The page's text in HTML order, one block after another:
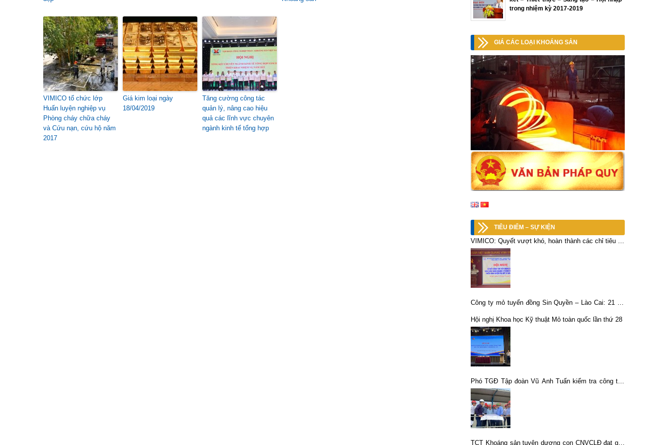
VIMICO tổ chức lớp
Huấn luyện nghiệp vụ
Phòng cháy chữa cháy
và Cứu nạn, cứu hộ năm
2017
Giá kim loại ngày
18/04/2019
Tăng cường công tác
quản lý, nâng cao hiệu
quả các lĩnh vực chuyên
ngành kinh tế tổng hợp
trong nhiệm kỳ 2017-2019
GIÁ CÁC LOẠI KHOÁNG SẢN
TIÊU ĐIỂM – SỰ KIỆN
VIMICO: Quyết vượt khó, hoàn thành các chỉ tiêu kế
hoạch Quí IV và cả năm 2021
Công ty mỏ tuyển đồng Sin Quyền – Lào Cai: 21 thí
Hội nghị Khoa học Kỹ thuật Mỏ toàn quốc lần thứ 28
Phó TGĐ Tập đoàn Vũ Anh Tuấn kiểm tra công tác
PCTT và môi trường các đơn vị sản xuất khoáng
sản tại Lào Cai
TCT Khoáng sản tuyên dương con CNVCLĐ đạt giải